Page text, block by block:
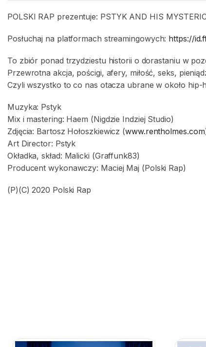
POLSKI RAP prezentuje: PSTYK AND HIS
Posłuchaj na platformach streamingowych: https://
To zbiór ponad trzydziestu historii o dorastaniu w
Przewrotna akcja, pościgi, afery, miłość, seks,
Czyli wszystko to co nas otacza ubrane w około
Muzyka: Pstyk
Mix i mastering: Haem (Nigdzie Indziej Studio)
Zdjęcia: Bartosz Hołoszkiewicz (www.rentholmes.com
Art Director: Pstyk
Okładka, skład: Malicki (Graffunk83)
Producent wykonawczy: Maciej Maj (Polski Rap)
(P)(C) 2020 Polski Rap